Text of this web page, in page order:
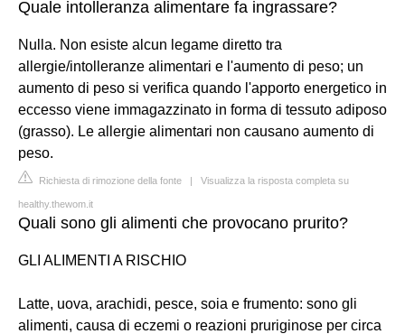
Quale intolleranza alimentare fa ingrassare?
Nulla. Non esiste alcun legame diretto tra
allergie/intolleranze alimentari e l'aumento di peso; un
aumento di peso si verifica quando l'apporto energetico in
eccesso viene immagazzinato in forma di tessuto adiposo
(grasso). Le allergie alimentari non causano aumento di
peso.
Richiesta di rimozione della fonte | Visualizza la risposta completa su
healthy.thewom.it
Quali sono gli alimenti che provocano prurito?
GLI ALIMENTI A RISCHIO
Latte, uova, arachidi, pesce, soia e frumento: sono gli
alimenti, causa di eczemi o reazioni pruriginose per circa